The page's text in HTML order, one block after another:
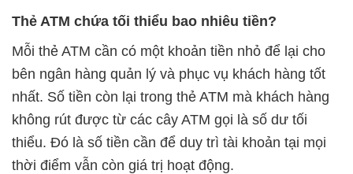
Thẻ ATM chứa tối thiểu bao nhiêu tiền?
Mỗi thẻ ATM cần có một khoản tiền nhỏ để lại cho
bên ngân hàng quản lý và phục vụ khách hàng tốt
nhất. Số tiền còn lại trong thẻ ATM mà khách hàng
không rút được từ các cây ATM gọi là số dư tối
thiểu. Đó là số tiền cần để duy trì tài khoản tại mọi
thời điểm vẫn còn giá trị hoạt động.